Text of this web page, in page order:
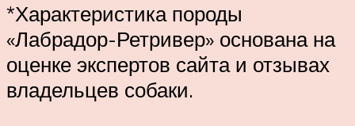
*Характеристика породы
«Лабрадор-Ретривер» основана на
оценке экспертов сайта и отзывах
владельцев собаки.